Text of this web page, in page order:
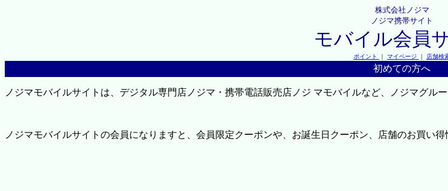
株式会社ノジマ
ノジマ携帯サイト
モバイル会員
ポイント ｜ マイページ ｜ 店舗検
初めての方へ
ノジマモバイルサイトは、デジタル専門店ノジマ・携帯電話販売店ノジ マモバイルなど、ノジマグル
ノジマモバイルサイトの会員になりますと、会員限定クーポンや、お誕生日クーポン、店舗のお買い